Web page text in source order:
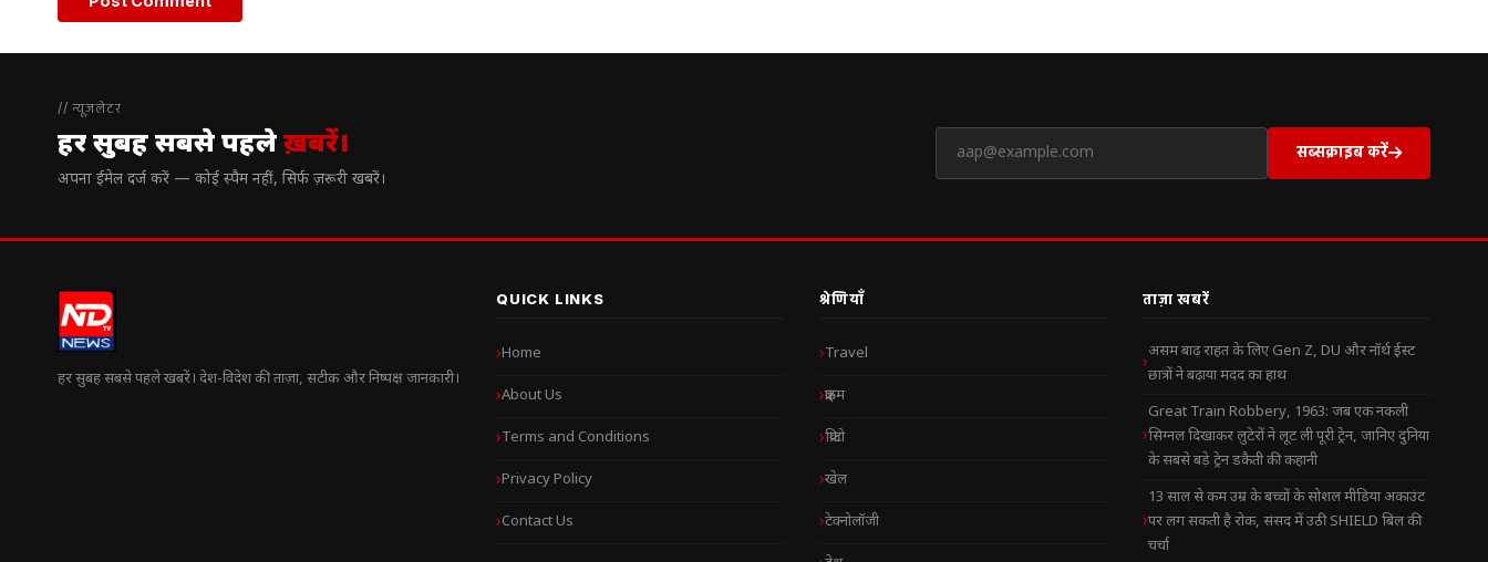
// न्यूज़लेटर
हर सुबह सबसे पहलेख़बरें।
अपना ईमेल दर्ज करें — कोई स्पैम नहीं, सिर्फ ज़रूरी खबरें।
सब्सक्राइब करें
हर सुबह सबसे पहले खबरें। देश-विदेश की ताज़ा, सटीक और निष्पक्ष जानकारी।
QUICK LINKS
Home
About Us
Terms and Conditions
Privacy Policy
Contact Us
श्रेणियाँ
Travel
क्राइम
क्रिप्टो
खेल
टेक्नोलॉजी
ताज़ा खबरें
असम बाढ़ राहत के लिए Gen Z, DU और नॉर्थ ईस्ट
छात्रों ने बढ़ाया मदद का हाथ
Great Train Robbery, 1963: जब एक नकली
सिग्नल दिखाकर लुटेरों ने लूट ली पूरी ट्रेन, जानिए दुनिया
के सबसे बड़े ट्रेन डकैती की कहानी
13 साल से कम उम्र के बच्चों के सोशल मीडिया अकाउंट
पर लग सकती है रोक, संसद में उठी SHIELD बिल की
चर्चा